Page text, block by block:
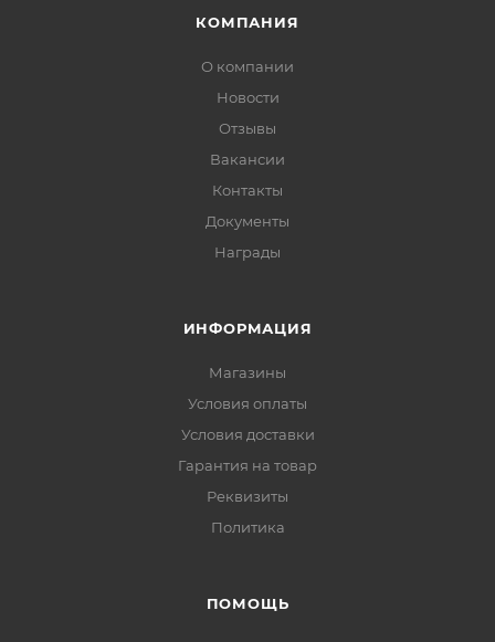
КОМПАНИЯ
О компании
Новости
Отзывы
Вакансии
Контакты
Документы
Награды
ИНФОРМАЦИЯ
Магазины
Условия оплаты
Условия доставки
Гарантия на товар
Реквизиты
Политика
ПОМОЩЬ